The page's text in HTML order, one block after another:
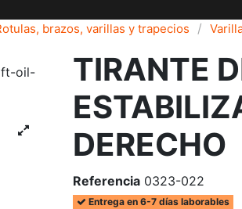
brazos, varillas y trapecios
TIRANTE
DERECHO
Referencia 0323-022
Entrega en 6-7 días laborables